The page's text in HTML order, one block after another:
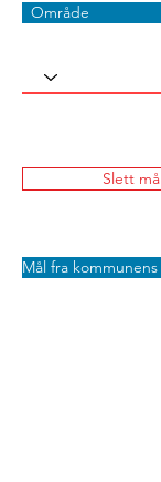
Område
Slett mål
Mål fra